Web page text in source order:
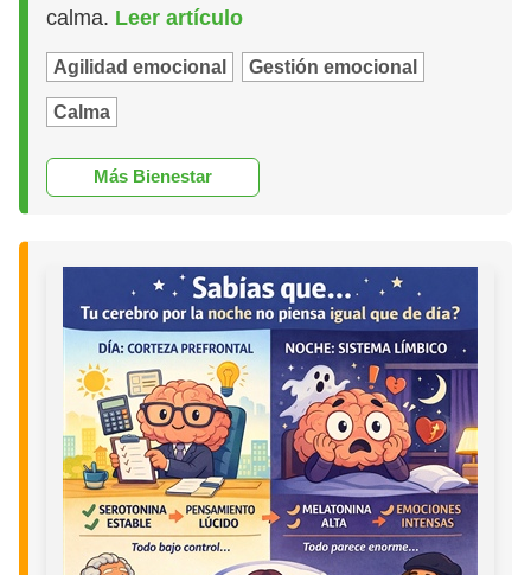
calma. Leer artículo
Agilidad emocional Gestión emocional
Calma
Más Bienestar